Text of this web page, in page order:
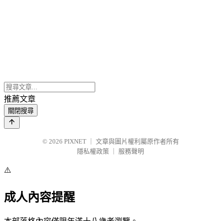
推薦文章
關閉搜尋
© 2026 PIXNET
文章與圖片權利屬原作者所有
隱私權政策
服務聲明
⚠️
成人內容提醒